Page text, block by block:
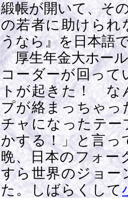
緞帳が開いて、そ
の若者に助けられ
うなら』を日本語
厚生年金大ホール
コーダーが回って
トが起きた！ な
プが絡まっちゃ
チャになったテー
かする！」と言っ
晩、日本のフォー
すら世界のジョー
た。しばらくして